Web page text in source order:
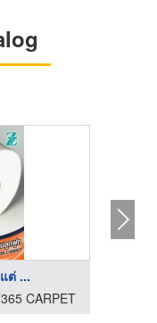
ต่ ...
CARPET